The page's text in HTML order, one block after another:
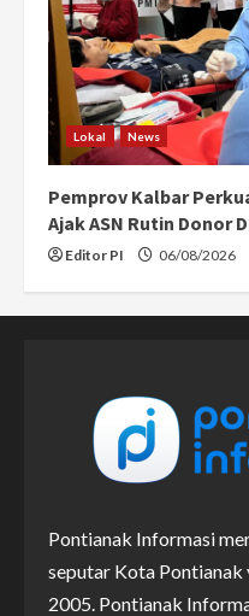
Lokal News
Pemprov Kalbar
Ajak ASN Rutin Donor
Editor PI 06/08/2026
Pontianak Informasi
seputar Kota Pontianak
2005. Pontianak